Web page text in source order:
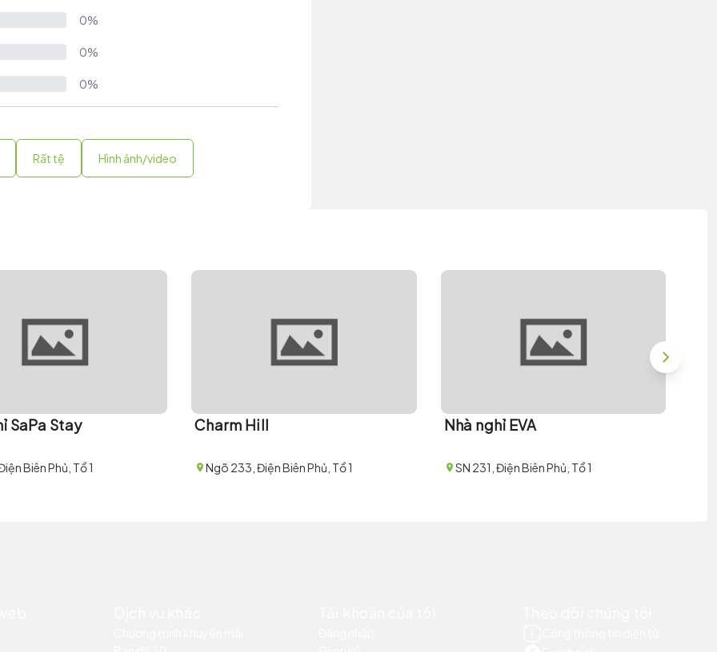
0%
0%
0%
Rất tệ Hình ảnh/video
SaPa Stay
Biên Phủ, Tổ 1
Charm Hill
Ngõ 233, Điện Biên Phủ, Tổ 1
Nhà nghỉ EVA
SN 231, Điện Biên Phủ, Tổ 1